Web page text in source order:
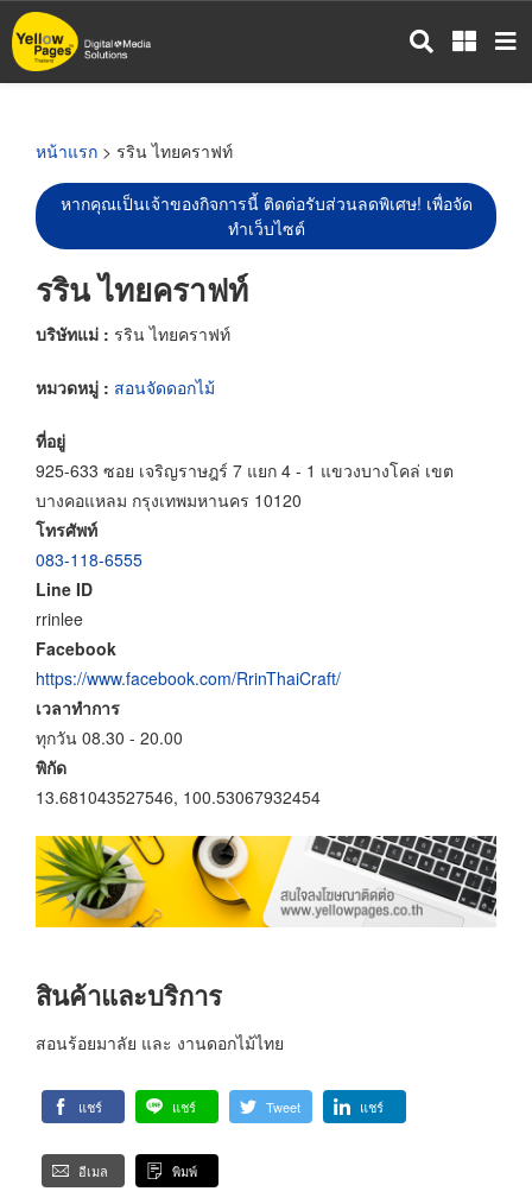
ข้าม
ไป
หน้าแรก > รริน ไทยคราฟท์
หากคุณเป็นเจ้าของกิจการนี้ ติดต่อรับส่วนลดพิเศษ! เพื่อจัด
ทำเว็บไซต์
รริน ไทยคราฟท์
บริษัทแม่ : รริน ไทยคราฟท์
หมวดหมู่ : สอนจัดดอกไม้
ที่อยู่
925-633 ซอย เจริญราษฎร์ 7 แยก 4 - 1 แขวงบางโคล่ เขต
บางคอแหลม กรุงเทพมหานคร 10120
โทรศัพท์
083-118-6555
Line ID
rrinlee
Facebook
https://www.facebook.com/RrinThaiCraft/
เวลาทำการ
ทุกวัน 08.30 - 20.00
พิกัด
13.681043527546, 100.53067932454
สินค้าและบริการ
สอนร้อยมาลัย และ งานดอกไม้ไทย
แชร์ แชร์ Tweet แชร์
อีเมล พิมพ์